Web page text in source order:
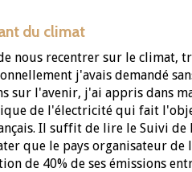
du climat
nous recentrer sur le
j'avais demandé
sur l'avenir, j'ai appris dans
de l'électricité qui fait
Il suffit de lire le Suivi
que le pays organisateur de
de 40% de ses émissions